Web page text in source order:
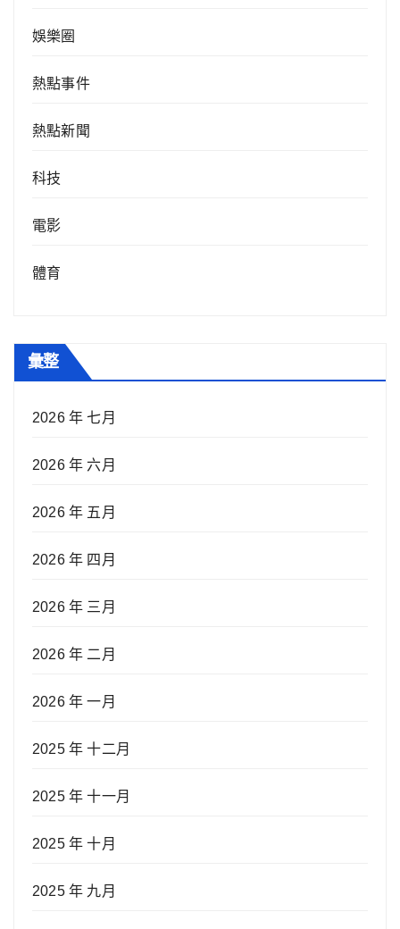
娛樂圈
熱點事件
熱點新聞
科技
電影
體育
彙整
2026 年 七月
2026 年 六月
2026 年 五月
2026 年 四月
2026 年 三月
2026 年 二月
2026 年 一月
2025 年 十二月
2025 年 十一月
2025 年 十月
2025 年 九月